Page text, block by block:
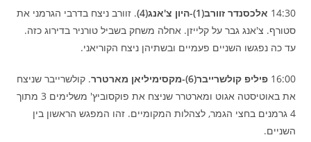
14:30 אלכסנדר זוורב(1)-היון צ'אנג(4)
. זוורב ניצח בדרבי הגרמני את
סטורף. צ'אנג גבר על קלייזן. אחלה משחק בשביל טורניר בדירוג כזה.
עד כה נפגשו השניים פעמיים ובשתיהן ניצח הקוריאני.
16:00 פיליפ קולשרייבר(6)-מקסימיליאן מארטרר
. קולשרייבר שניצח
את באוטיסטה אגוט ומארטרר שניצח את פוקסוביץ' משלימים 3 מתוך
4 גרמנים בחצי הגמר, לצהלות המקומיים. זהו המפגש הראשון בין
השניים.